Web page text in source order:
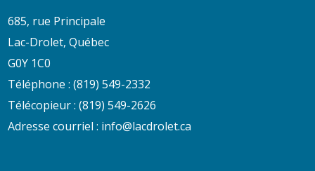
685, rue Principale
Lac-Drolet, Québec
G0Y 1C0
Téléphone :(819) 549-2332
Télécopieur : (819) 549-2626
Adresse courriel : info@lacdrolet.ca